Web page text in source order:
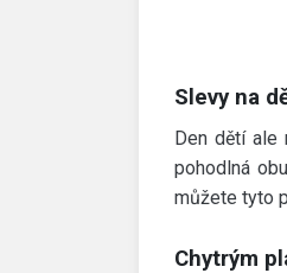
Slevy na
Den dětí ale
pohodlná
můžete tyto
Chytrým